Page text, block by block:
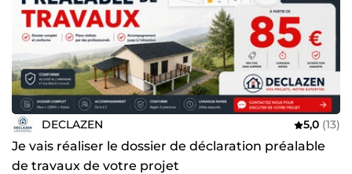
DECLAZEN 5,0 (13)
Je vais réaliser le dossier de déclaration préalable
de travaux de votre projet